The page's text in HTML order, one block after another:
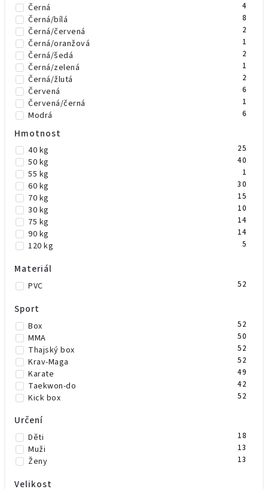
Černá 4
Černá/bílá 8
Černá/červená 2
Černá/oranžová 1
Černá/šedá 2
Černá/zelená 1
Černá/žlutá 2
Červená 6
Červená/černá 1
Modrá 6
Oranžová
Šedá
Zelená 3
Žlutá 3
Černá/černá 2
Vínová 1
Žlutá/černá 1
Vínová/bílá 1
Hmotnost
40 kg 25
50 kg 40
55 kg 1
60 kg 30
70 kg 15
30 kg 10
75 kg 14
90 kg 14
120 kg 5
Materiál
PVC 52
Sport
Box 52
MMA 50
Thajský box 52
Krav-Maga 52
Karate 49
Taekwon-do 42
Kick box 52
Určení
Děti 18
Muži 13
Ženy 13
Velikost